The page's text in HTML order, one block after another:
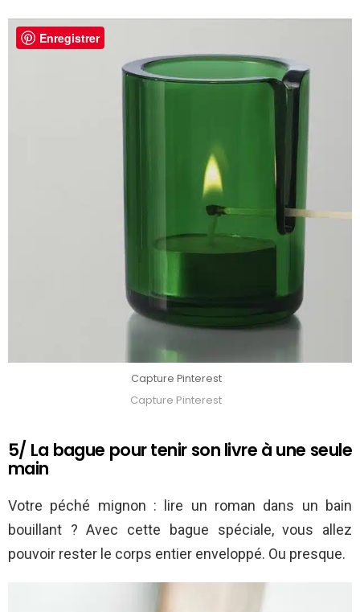
Capture Pinterest
Capture Pinterest
5/ La bague pour tenir son livre à une seule
main
Votre péché mignon : lire un roman dans un bain
bouillant ? Avec cette bague spéciale, vous allez
pouvoir rester le corps entier enveloppé. Ou presque.
Enregistrer